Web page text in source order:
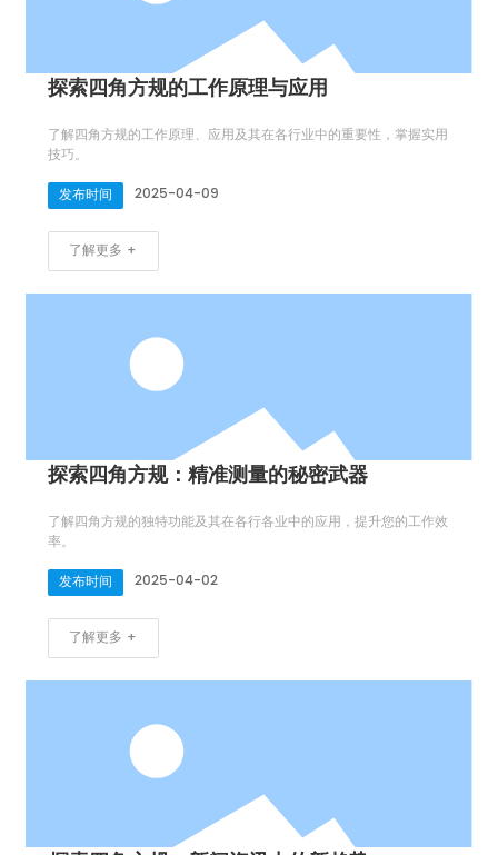
探索四角方规的工作原理与应用
了解四角方规的工作原理、应用及其在各行业中的重要性，掌握实用
技巧。
发布时间
2025-04-09
了解更多 +
探索四角方规：精准测量的秘密武器
了解四角方规的独特功能及其在各行各业中的应用，提升您的工作效
率。
发布时间
2025-04-02
了解更多 +